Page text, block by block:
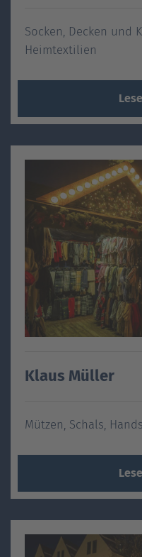
Socken, Decken und
Heimtextilien
Klaus Müller
Mützen, Schals,